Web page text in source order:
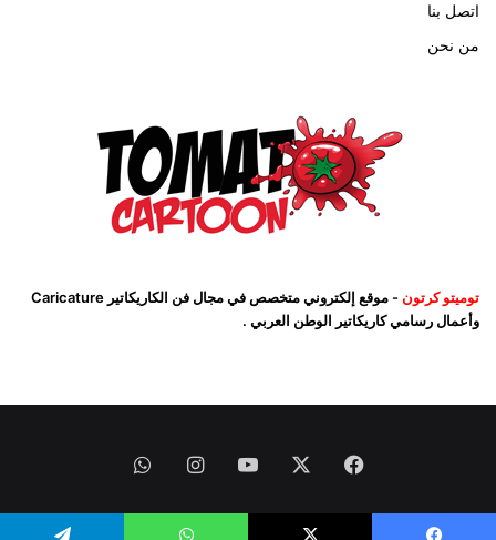
اتصل بنا
من نحن
توميتو كرتون
- موقع إلكتروني متخصص في مجال فن الكاريكاتير Caricature
وأعمال رسامي كاريكاتير الوطن العربي .
فيسبوك ‫YouTubeانستقرامواتساب